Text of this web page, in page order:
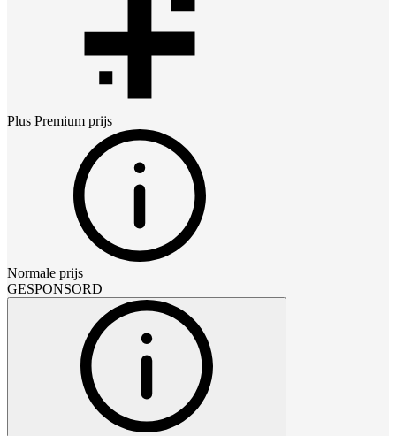
Plus Premium prijs
Normale prijs
GESPONSORD